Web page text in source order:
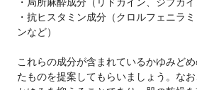
・抗ヒスタミン成分（クロルフェニラ
ンなど）
これらの成分が含まれているかゆみど
たものを提案してもらいましょう。な